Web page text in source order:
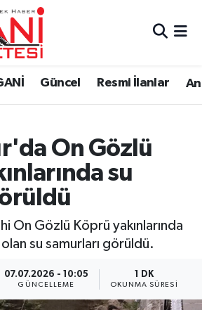
Güncel Resmi İlanlar
On Gözlü
su
On Gözlü Köprü yakınlarında
su samurları görüldü.
07.07.2026 - 10:05
GÜNCELLEME
1 DK
OKUNMA SÜRESI
Eczaneler
Haritası
Durumu ve Fikstür